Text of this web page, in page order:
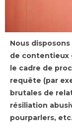
Nous
de contentieux
le cadre de
requête (par
brutales de
résiliation
pourparlers,